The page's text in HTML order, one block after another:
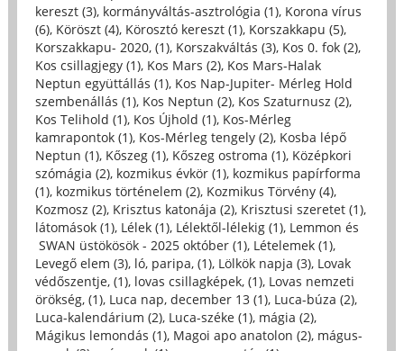
kereszt (3), kormányváltás-asztrológia (1), Korona vírus
(6), Köröszt (4), Körosztó kereszt (1), Korszakkapu (5),
Korszakkapu- 2020, (1), Korszakváltás (3), Kos 0. fok (2),
Kos csillagjegy (1), Kos Mars (2), Kos Mars-Halak
Neptun együttállás (1), Kos Nap-Jupiter- Mérleg Hold
szembenállás (1), Kos Neptun (2), Kos Szaturnusz (2),
Kos Telihold (1), Kos Újhold (1), Kos-Mérleg
kamrapontok (1), Kos-Mérleg tengely (2), Kosba lépő
Neptun (1), Kőszeg (1), Kőszeg ostroma (1), Középkori
szómágia (2), kozmikus évkör (1), kozmikus papírforma
(1), kozmikus történelem (2), Kozmikus Törvény (4),
Kozmosz (2), Krisztus katonája (2), Krisztusi szeretet (1),
látomások (1), Lélek (1), Lélektől-lélekig (1), Lemmon és
SWAN üstökösök - 2025 október (1), Lételemek (1),
Levegő elem (3), ló, paripa, (1), Lölkök napja (3), Lovak
védőszentje, (1), lovas csillagképek, (1), Lovas nemzeti
örökség, (1), Luca nap, december 13 (1), Luca-búza (2),
Luca-kalendárium (2), Luca-széke (1), mágia (2),
Mágikus lemondás (1), Magoi apo anatolon (2), mágus-